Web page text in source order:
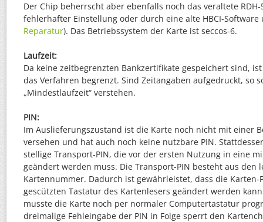
Der Chip beherrscht aber ebenfalls noch das veraltete
fehlerhafter Einstellung oder durch eine alte HBCI-
Reparatur). Das Betriebssystem der Karte ist seccos-6.
Laufzeit:
Da keine zeitbegrenzten Bankzertifikate gespeichert sind,
das Verfahren begrenzt. Sind Zeitangaben aufgedruckt, so
„Mindestlaufzeit“ verstehen.
PIN:
Im Auslieferungszustand ist die Karte noch nicht mit einer
versehen und hat auch noch keine nutzbare PIN.
stellige Transport-PIN, die vor der ersten Nutzung in eine
geändert werden muss. Die Transport-PIN besteht aus den
Kartennummer. Dadurch ist gewährleistet, dass die
gescützten Tastatur des Kartenlesers geändert werden
musste die Karte noch per normaler Computertastatur
dreimalige Fehleingabe der PIN in Folge sperrt den